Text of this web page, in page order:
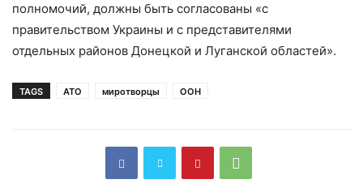
полномочий, должны быть согласованы «с
правительством Украины и с представителями
отдельных районов Донецкой и Луганской областей».
TAGS АТО миротворцы ООН